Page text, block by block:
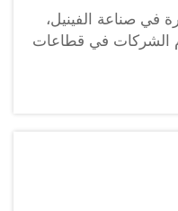
في صناعة الفينيل،
الشركات في قطاعات
الملابس الشخصية،
الجودة في النمو